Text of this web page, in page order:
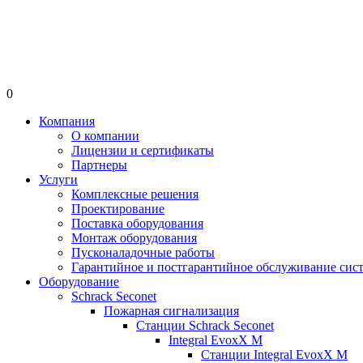
0
Компания
О компании
Лицензии и сертификаты
Партнеры
Услуги
Комплексные решения
Проектирование
Поставка оборудования
Монтаж оборудования
Пусконаладочные работы
Гарантийное и постгарантийное обслуживание
Оборудование
Schrack Seconet
Пожарная сигнализация
Станции Schrack Seconet
Integral EvoxX M
Станции Integral EvoxX M